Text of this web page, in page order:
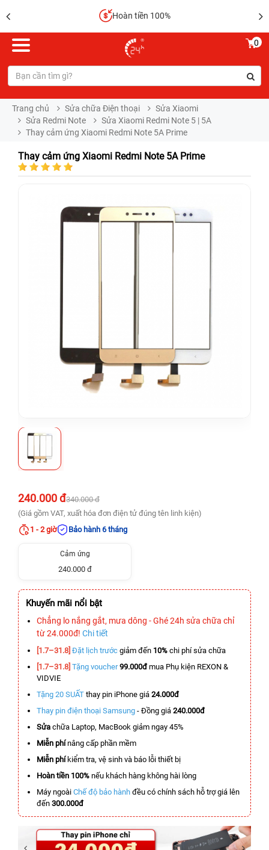
Hoàn tiền 100%
0
Trang chủ Sửa chữa Điện thoại
Sửa Xiaomi
Sửa Redmi Note
Sửa Xiaomi Redmi Note 5 | 5A
Thay cảm ứng Xiaomi Redmi Note 5A Prime
Thay cảm ứng Xiaomi Redmi Note 5A Prime
240.000 đ340.000 đ
(Giá gồm VAT, xuất hóa đơn điện tử đúng tên linh kiện)
1 - 2 giờ
Bảo hành 6 tháng
Cảm ứng
240.000 đ
Khuyến mãi nổi bật
Chẳng lo nắng gắt, mưa dông - Ghé 24h sửa chữa chỉ
từ 24.000đ! Chi tiết
[1.7–31.8] Đặt lịch trước giảm đến 10% chi phí sửa chữa
[1.7–31.8] Tặng voucher 99.000đmua Phụ kiện REXON &
VIDVIE
Tặng 20 SUẤT thay pin iPhone giá 24.000đ
Thay pin điện thoại Samsung - Đồng giá 240.000đ
Sửa chữa Laptop, MacBook giảm ngay 45%
Miễn phínâng cấp phần mềm
Miễn phíkiểm tra, vệ sinh và báo lỗi thiết bị
Hoàn tiền 100% nếu khách hàng không hài lòng
Máy ngoài Chế độ bảo hành đều có chính sách hỗ trợ giá lên
đến 300.000đ